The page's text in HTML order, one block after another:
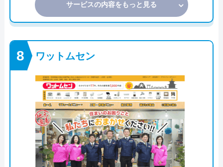
サービスの内容をもっと見る
ワットムセン